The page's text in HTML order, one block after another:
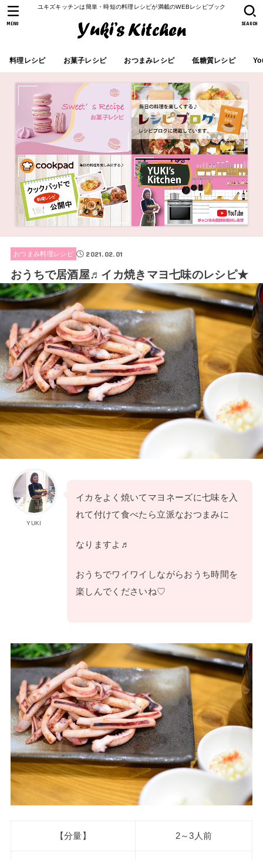
ユキズキッチンは簡単・時短の料理レシピが満載のWEBレシピブック
料理レシピ お菓子レシピ おつまみレシピ 低糖質レシピ
SEARCH
MENU
おつまみ料理レシピ 2021.02.01
おうちで居酒屋♬イカ焼きマヨ七味のレシピ★
YUKI
イカをよく焼いてマヨネーズに七味を入
れて付けて食べたら立派なおつまみに
なりますよ♬
おうちでワイワイしながらおうち時間を
楽しんでくださいね♡
【分量】 2～3人前